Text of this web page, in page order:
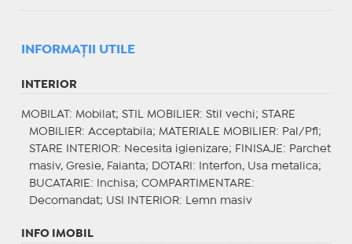
INFORMAŢII UTILE
INTERIOR
MOBILAT : Mobilat; STIL MOBILIER: Stil vechi; STARE
MOBILIER: Acceptabila; MATERIALE MOBILIER: Pal/Pfl;
STARE INTERIOR: Necesita igienizare; FINISAJE : Parchet
masiv, Gresie, Faianta;
DOTARI : Interfon, Usa metalica;
BUCATARIE : Inchisa; COMPARTIMENTARE :
Decomandat; USI INTERIOR: Lemn masiv
INFO IMOBIL